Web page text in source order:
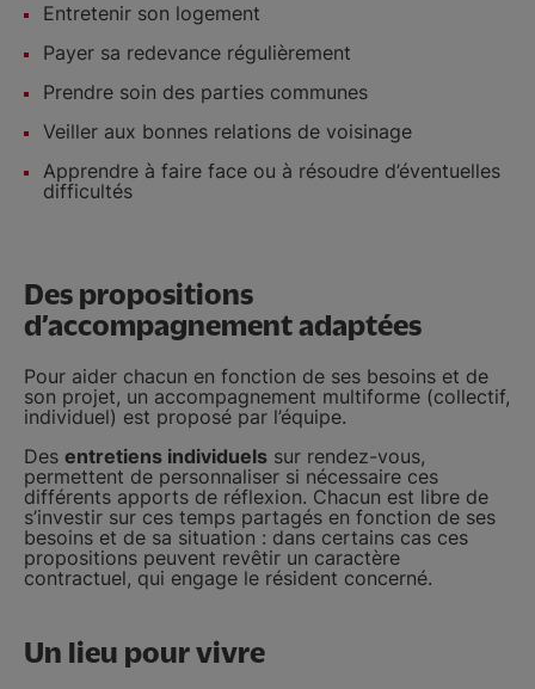
Entretenir son logement
Payer sa redevance régulièrement
Prendre soin des parties communes
Veiller aux bonnes relations de voisinage
Apprendre à faire face ou à résoudre d’éventuelles
difficultés
Des propositions
d’accompagnement adaptées
Pour aider chacun en fonction de ses besoins et de
son projet, un accompagnement multiforme (collectif,
individuel) est proposé par l’équipe.
Des entretiens individuels sur rendez-vous,
permettent de personnaliser si nécessaire ces
différents apports de réflexion. Chacun est libre de
s’investir sur ces temps partagés en fonction de ses
besoins et de sa situation : dans certains cas ces
propositions peuvent revêtir un caractère
contractuel, qui engage le résident concerné.
Un lieu pour vivre